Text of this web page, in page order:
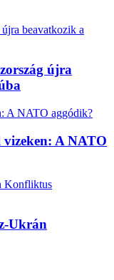
újra
A NATO
Ukrán